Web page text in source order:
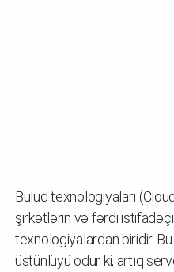
Bulud texnologiyaları
şirkətlərin və fərdi
texnologiyalardan biridir.
üstünlüyü odur ki, artıq